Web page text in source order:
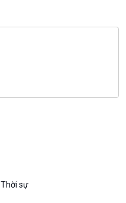
Dòng chảy sự kiện
Thời sự